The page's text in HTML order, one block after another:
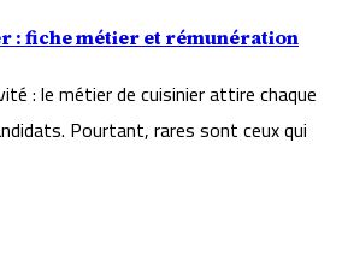
: fiche métier et rémunération
: le métier de cuisinier attire chaque
Pourtant, rares sont ceux qui